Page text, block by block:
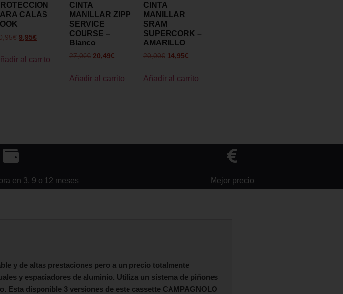
CALAS
€ 9,95€
al carrito
CINTA
MANILLAR ZIPP
SERVICE
COURSE –
Blanco
27,00€ 20,49€
Añadir al carrito
CINTA
MANILLAR
SRAM
SUPERCORK –
AMARILLO
20,00€ 14,95€
Añadir al carrito
en 3, 9 o 12 meses Mejor precio
y de altas prestaciones pero a un precio totalmente
y espaciadores de aluminio. Utiliza un sistema de piñones
Esta disponible 3 versiones de este cassette CAMPAGNOLO